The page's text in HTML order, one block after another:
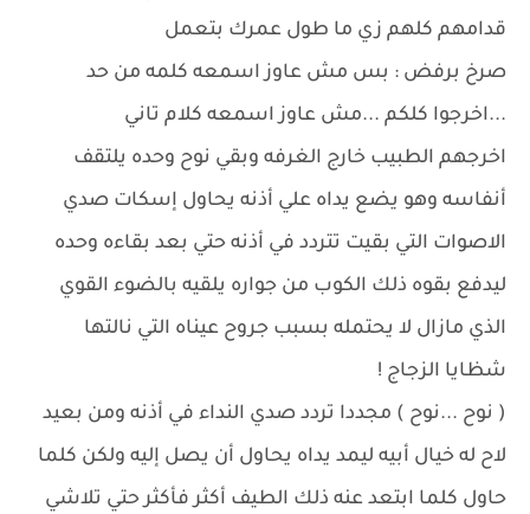
قدامهم كلهم زي ما طول عمرك بتعمل
صرخ برفض : بس مش عاوز اسمعه كلمه من حد
...اخرجوا كلكم ...مش عاوز اسمعه كلام تاني
اخرجهم الطبيب خارج الغرفه وبقي نوح وحده يلتقف
أنفاسه وهو يضع يداه علي أذنه يحاول إسكات صدي
الاصوات التي بقيت تتردد في أذنه حتي بعد بقاءه وحده
ليدفع بقوه ذلك الكوب من جواره يلقيه بالضوء القوي
الذي مازال لا يحتمله بسبب جروح عيناه التي نالتها
شظايا الزجاج !
( نوح ...نوح ) مجددا تردد صدي النداء في أذنه ومن بعيد
لاح له خيال أبيه ليمد يداه يحاول أن يصل إليه ولكن كلما
حاول كلما ابتعد عنه ذلك الطيف أكثر فأكثر حتي تلاشي